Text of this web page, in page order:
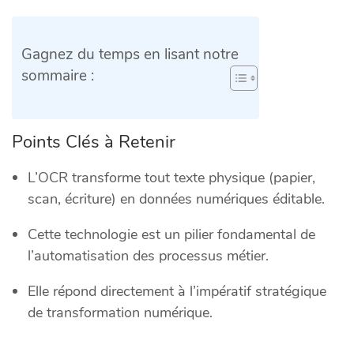
Gagnez du temps en lisant notre
sommaire :
Points Clés à Retenir
L’OCR transforme tout texte physique (papier,
scan, écriture) en données numériques éditable.
Cette technologie est un pilier fondamental de
l’automatisation des processus métier.
Elle répond directement à l’impératif stratégique
de transformation numérique.